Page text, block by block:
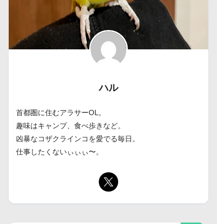
ハル
首都圏に住むアラサーOL。
趣味はキャンプ、食べ歩きなど。
凶暴なコザクラインコを愛でる毎日。
仕事したくないぃぃぃ〜。